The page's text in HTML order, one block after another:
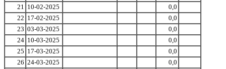
21 10-02-2025
0,0
22 17-02-2025
0,0
23 03-03-2025
0,0
24 10-03-2025
0,0
25 17-03-2025
0,0
26 24-03-2025
0,0